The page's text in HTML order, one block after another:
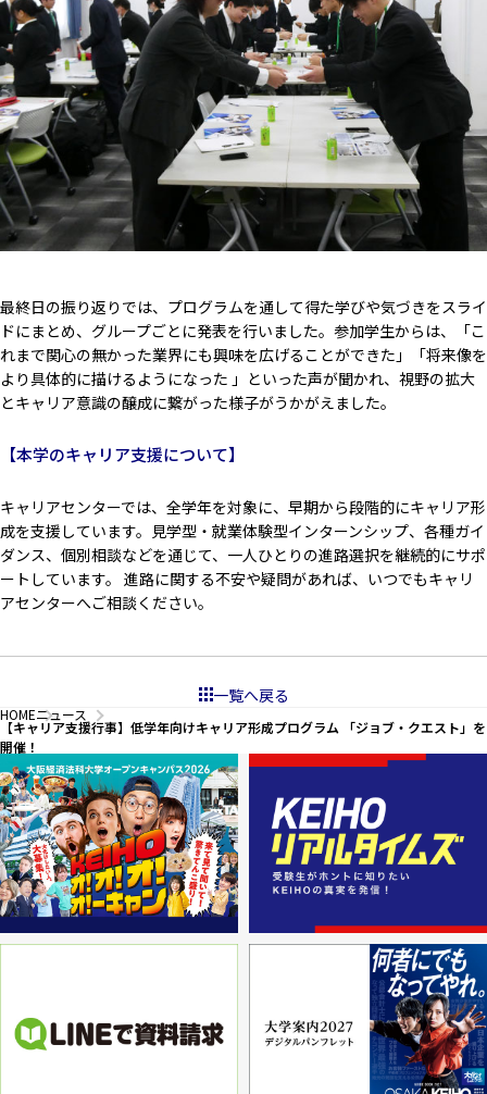
最終日の振り返りでは、プログラムを通して得た学びや気づきをスライ
ドにまとめ、グループごとに発表を行いました。参加学生からは、「こ
れまで関心の無かった業界にも興味を広げることができた」「将来像を
より具体的に描けるようになった 」といった声が聞かれ、視野の拡大
とキャリア意識の醸成に繋がった様子がうかがえました。
【本学のキャリア支援について】
キャリアセンターでは、全学年を対象に、早期から段階的にキャリア形
成を支援しています。見学型・就業体験型インターンシップ、各種ガイ
ダンス、個別相談などを通じて、一人ひとりの進路選択を継続的にサポ
ートしています。 進路に関する不安や疑問があれば、いつでもキャリ
アセンターへご相談ください。
一覧へ戻る
HOMEニュース
【キャリア支援行事】低学年向けキャリア形成プログラム 「ジョブ・クエスト」を
開催！